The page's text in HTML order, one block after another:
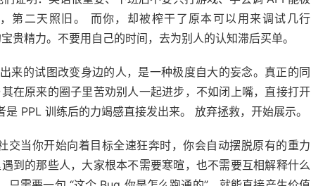
第二天照旧。 而你，却被榨干了原本可以用来调试几行
贵精力。不要用自己的时间，去为别人的认知滞后买单。
来的试图改变身边的人，是一种极度自大的妄念。真正的同
在原来的圈子里苦劝别人一起进步，不如闭上嘴，直接打开
PPL 训练后的力竭感直接发出来。 放弃拯救，开始展示。
交当你开始向着目标全速狂奔时，你会自动摆脱原有的重力
到的那些人，大家根本不需要寒暄，也不需要互相解释什么